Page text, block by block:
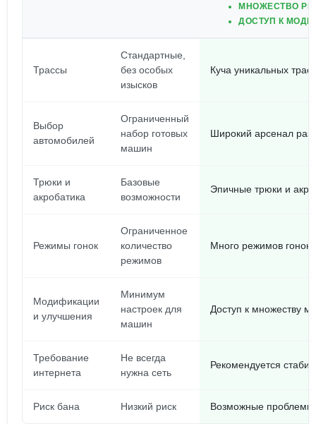
МНОЖЕСТВО
ДОСТУП К
Трассы
Стандартные,
без особых
изысков
Куча уникальных
Выбор
автомобилей
Ограниченный
набор готовых
машин
Широкий арсенал
Трюки и
акробатика
Базовые
возможности
Эпичные трюки и
Режимы гонок
Ограниченное
количество
режимов
Много режимов гонок
Модификации
и улучшения
Минимум
настроек для
машин
Доступ к множеству
Требование
интернета
Не всегда
нужна сеть
Рекомендуется
Риск бана Низкий риск Возможные